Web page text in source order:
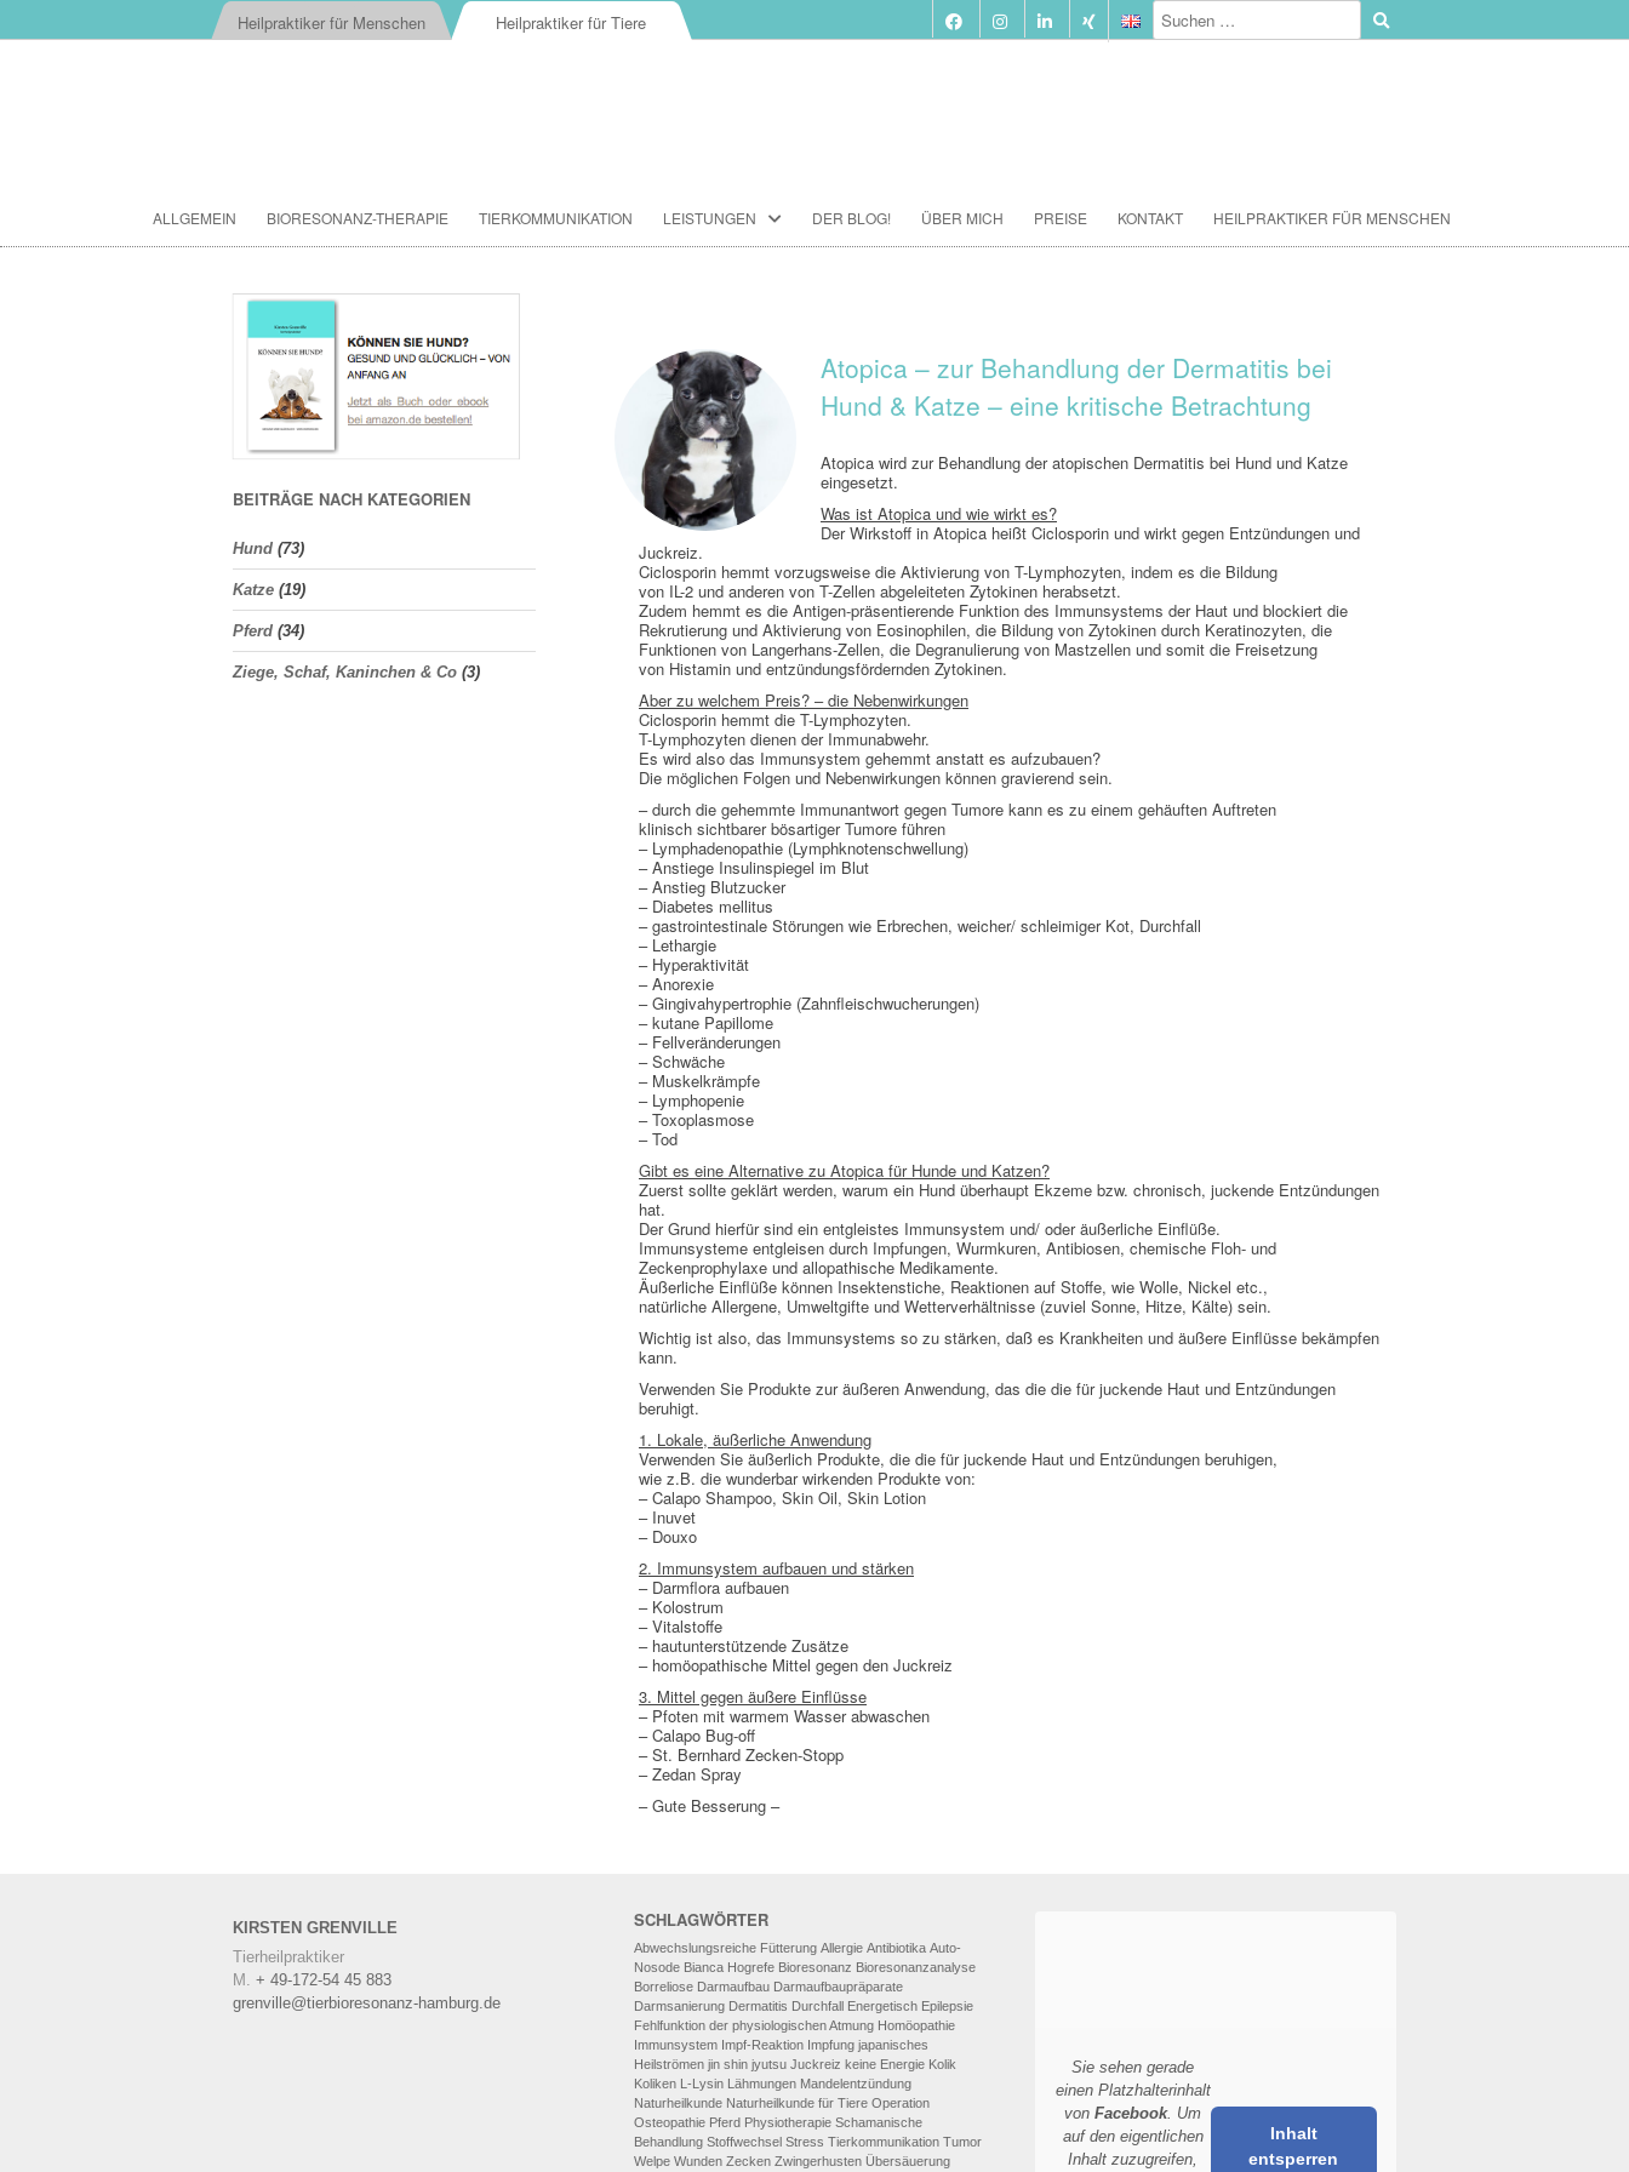
Heilpraktiker für Menschen Heilpraktiker für Tiere
Inhalt
springen
ALLGEMEIN BIORESONANZ-THERAPIE TIERKOMMUNIKATION LEISTUNGEN
TIERKOMMUNIKATION SEMINARE
FUTTERBERATUNG
IMPFBERATUNG
HOMÖOPATHIE
GEOPATHISCHE
BELASTUNGEN/ELEKTROSMOG
ENERGETISCHES HEILEN – AUCH
FÜR MENSCHEN
DER BLOG! ÜBER MICH PREISE KONTAKT HEILPRAKTIKER FÜR MENSCHEN
Atopica – zur Behandlung der Dermatitis bei
Hund & Katze – eine kritische Betrachtung
Atopica wird zur Behandlung der atopischen Dermatitis bei Hund und Katze
eingesetzt.
Was ist Atopica und wie wirkt es?
Der Wirkstoff in Atopica heißt Ciclosporin und wirkt gegen Entzündungen und
Juckreiz.
Ciclosporin hemmt vorzugsweise die Aktivierung von T-Lymphozyten, indem es die Bildung
von IL-2 und anderen von T-Zellen abgeleiteten Zytokinen herabsetzt.
Zudem hemmt es die Antigen-präsentierende Funktion des Immunsystems der Haut und blockiert die
Rekrutierung und Aktivierung von Eosinophilen, die Bildung von Zytokinen durch Keratinozyten, die
Funktionen von Langerhans-Zellen, die Degranulierung von Mastzellen und somit die Freisetzung
von Histamin und entzündungsfördernden Zytokinen.
Aber zu welchem Preis? – die Nebenwirkungen
Ciclosporin hemmt die T-Lymphozyten.
T-Lymphozyten dienen der Immunabwehr.
Es wird also das Immunsystem gehemmt anstatt es aufzubauen?
Die möglichen Folgen und Nebenwirkungen können gravierend sein.
– durch die gehemmte Immunantwort gegen Tumore kann es zu einem gehäuften Auftreten
klinisch sichtbarer bösartiger Tumore führen
– Lymphadenopathie (Lymphknotenschwellung)
– Anstiege Insulinspiegel im Blut
– Anstieg Blutzucker
– Diabetes mellitus
– gastrointestinale Störungen wie Erbrechen, weicher/ schleimiger Kot, Durchfall
– Lethargie
– Hyperaktivität
– Anorexie
– Gingivahypertrophie (Zahnfleischwucherungen)
– kutane Papillome
– Fellveränderungen
– Schwäche
– Muskelkrämpfe
– Lymphopenie
– Toxoplasmose
– Tod
Gibt es eine Alternative zu Atopica für Hunde und Katzen?
Zuerst sollte geklärt werden, warum ein Hund überhaupt Ekzeme bzw. chronisch, juckende Entzündungen
hat.
Der Grund hierfür sind ein entgleistes Immunsystem und/ oder äußerliche Einflüße.
Immunsysteme entgleisen durch Impfungen, Wurmkuren, Antibiosen, chemische Floh- und
Zeckenprophylaxe und allopathische Medikamente.
Äußerliche Einflüße können Insektenstiche, Reaktionen auf Stoffe, wie Wolle, Nickel etc.,
natürliche Allergene, Umweltgifte und Wetterverhältnisse (zuviel Sonne, Hitze, Kälte) sein.
Wichtig ist also, das Immunsystems so zu stärken, daß es Krankheiten und äußere Einflüsse bekämpfen
kann.
Verwenden Sie Produkte zur äußeren Anwendung, das die die für juckende Haut und Entzündungen
beruhigt.
1. Lokale, äußerliche Anwendung
Verwenden Sie äußerlich Produkte, die die für juckende Haut und Entzündungen beruhigen,
wie z.B. die wunderbar wirkenden Produkte von:
– Calapo Shampoo, Skin Oil, Skin Lotion
– Inuvet
– Douxo
2. Immunsystem aufbauen und stärken
– Darmflora aufbauen
– Kolostrum
– Vitalstoffe
– hautunterstützende Zusätze
– homöopathische Mittel gegen den Juckreiz
3. Mittel gegen äußere Einflüsse
– Pfoten mit warmem Wasser abwaschen
– Calapo Bug-off
– St. Bernhard Zecken-Stopp
– Zedan Spray
– Gute Besserung –
BEITRÄGE NACH KATEGORIEN
Hund (73)
Katze (19)
Pferd (34)
Ziege, Schaf, Kaninchen & Co (3)
KIRSTEN GRENVILLE
Tierheilpraktiker
M. + 49-172-54 45 883
grenville@tierbioresonanz-hamburg.de
SCHLAGWÖRTER
Abwechslungsreiche Fütterung Allergie Antibiotika Auto-
Nosode Bianca Hogrefe Bioresonanz Bioresonanzanalyse
Borreliose Darmaufbau Darmaufbaupräparate
Darmsanierung Dermatitis Durchfall Energetisch Epilepsie
Fehlfunktion der physiologischen Atmung Homöopathie
Immunsystem Impf-Reaktion Impfung japanisches
Heilströmen jin shin jyutsu Juckreiz keine Energie Kolik
Koliken L-Lysin Lähmungen Mandelentzündung
Naturheilkunde Naturheilkunde für Tiere Operation
Osteopathie Pferd Physiotherapie Schamanische
Behandlung Stoffwechsel Stress Tierkommunikation Tumor
Welpe Wunden Zecken Zwingerhusten Übersäuerung
Sie sehen gerade
einen Platzhalterinhalt
vonFacebook. Um
auf den eigentlichen
Inhalt zuzugreifen,
Inhalt
entsperren